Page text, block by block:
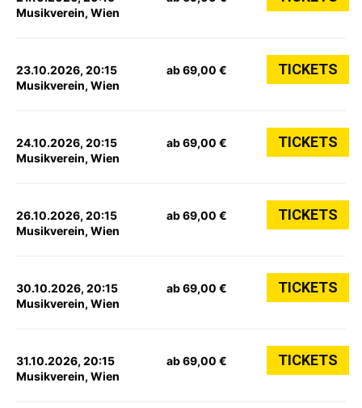
Musikverein, Wien
23.10.2026, 20:15
Musikverein, Wien
ab 69,00 € TICKETS
24.10.2026, 20:15
Musikverein, Wien
ab 69,00 € TICKETS
26.10.2026, 20:15
Musikverein, Wien
ab 69,00 € TICKETS
30.10.2026, 20:15
Musikverein, Wien
ab 69,00 € TICKETS
31.10.2026, 20:15
Musikverein, Wien
ab 69,00 € TICKETS